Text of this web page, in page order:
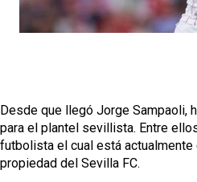
García
reflejado que podemos tirar
trabajamos con ilusión
Diomande ya es madridista
mercado
Desde que llegó Jorge Sampaoli,
para el plantel sevillista. Entre
futbolista el cual está
propiedad del Sevilla FC.